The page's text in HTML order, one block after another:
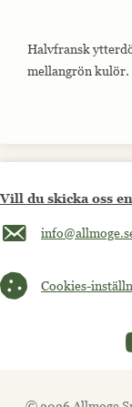
Halvfransk
mellangrön kulör.
Vill du skicka oss
Maila oss på
Cookies-inställningar
Cookies-